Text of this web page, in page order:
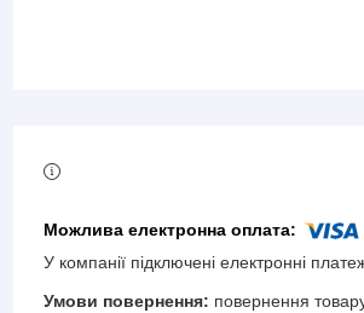
У компанії підключені електронні
повернення